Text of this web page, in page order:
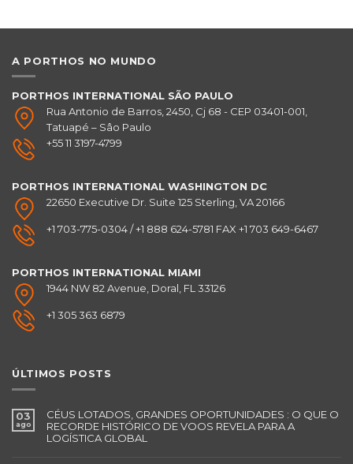
A PORTHOS NO MUNDO
PORTHOS INTERNATIONAL SÃO PAULO
Rua Antonio de Barros, 2450, Cj 68 - CEP 03401-001,
Tatuapé – Sâo Paulo
+55 11 3197-4799
PORTHOS INTERNATIONAL WASHINGTON DC
22650 Executive Dr. Suite 125 Sterling, VA 20166
+1 703-775-0304 / +1 888 624-5781 FAX +1 703 649-6467
PORTHOS INTERNATIONAL MIAMI
1944 NW 82 Avenue, Doral, FL 33126
+1 305 363 6879
ÚLTIMOS POSTS
03
ago
CÉUS LOTADOS, GRANDES OPORTUNIDADES : O QUE O
RECORDE HISTÓRICO DE VOOS REVELA PARA A
LOGÍSTICA GLOBAL